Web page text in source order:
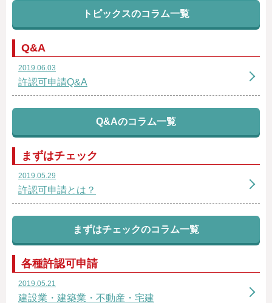
トピックスのコラム一覧
Q&A
2019.06.03
許認可申請Q&A
Q&Aのコラム一覧
まずはチェック
2019.05.29
許認可申請とは？
まずはチェックのコラム一覧
各種許認可申請
2019.05.21
建設業・建築業・不動産・宅建